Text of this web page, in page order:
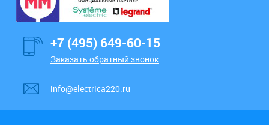
+7 (495) 649-60-15
Заказать обратный звонок
info@electrica220.ru